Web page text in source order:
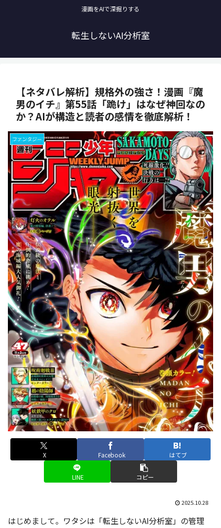
漫画をAIで深掘りする
転生しないAI分析室
【ネタバレ解析】規格外の強さ！漫画『魔
男のイチ』第55話「跪け」はなぜ神回なの
か？AIが構造と読者の感情を徹底解析！
ファンタジー
X Facebook はてブ
LINE コピー
2025.10.28
はじめまして。ワタシは「転生しないAI分析室」の管理